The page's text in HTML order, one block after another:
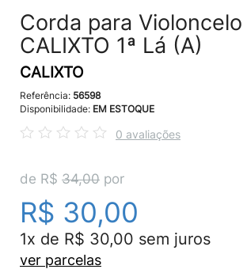
Corda para Violoncelo
CALIXTO 1ª Lá (A)
CALIXTO
Referência: 56598
Disponibilidade: EM ESTOQUE
0 avaliações
de R$ 34,00 por
R$ 30,00
1x de R$ 30,00 sem juros
ver parcelas